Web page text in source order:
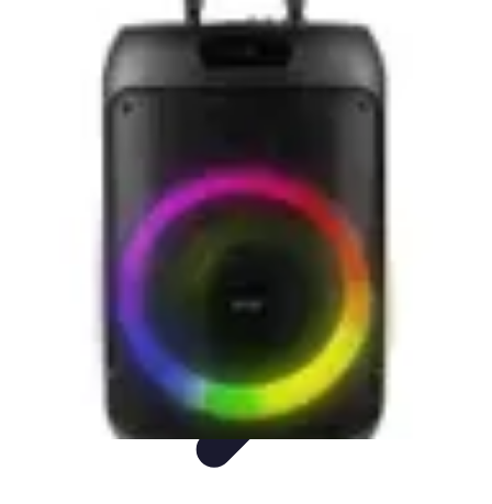
Consejos de ViajeAlojamiento Estilo de Vida DestinosCultura
Visita Española